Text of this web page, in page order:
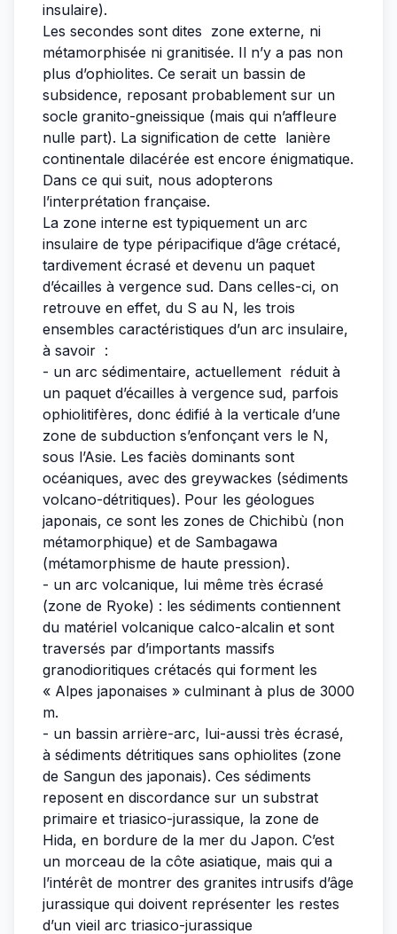
insulaire).
Les secondes sont dites zone externe, ni
métamorphisée ni granitisée. Il n’y a pas non
plus d’ophiolites. Ce serait un bassin de
subsidence, reposant probablement sur un
socle granito-gneissique (mais qui n’affleure
nulle part). La signification de cette lanière
continentale dilacérée est encore énigmatique.
Dans ce qui suit, nous adopterons
l’interprétation française.
La zone interne est typiquement un arc
insulaire de type péripacifique d’âge crétacé,
tardivement écrasé et devenu un paquet
d’écailles à vergence sud. Dans celles-ci, on
retrouve en effet, du S au N, les trois
ensembles caractéristiques d’un arc insulaire,
à savoir :
- un arc sédimentaire, actuellement réduit à
un paquet d’écailles à vergence sud, parfois
ophiolitifères, donc édifié à la verticale d’une
zone de subduction s’enfonçant vers le N,
sous l’Asie. Les faciès dominants sont
océaniques, avec des greywackes (sédiments
volcano-détritiques). Pour les géologues
japonais, ce sont les zones de Chichibù (non
métamorphique) et de Sambagawa
(métamorphisme de haute pression).
- un arc volcanique, lui même très écrasé
(zone de Ryoke) : les sédiments contiennent
du matériel volcanique calco-alcalin et sont
traversés par d’importants massifs
granodioritiques crétacés qui forment les
« Alpes japonaises » culminant à plus de 3000
m.
- un bassin arrière-arc, lui-aussi très écrasé,
à sédiments détritiques sans ophiolites (zone
de Sangun des japonais). Ces sédiments
reposent en discordance sur un substrat
primaire et triasico-jurassique, la zone de
Hida, en bordure de la mer du Japon. C’est
un morceau de la côte asiatique, mais qui a
l’intérêt de montrer des granites intrusifs d’âge
jurassique qui doivent représenter les restes
d’un vieil arc triasico-jurassique